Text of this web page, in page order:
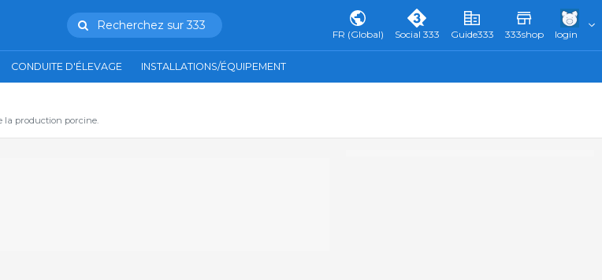
Recherchez sur 333
FR (Global) Social 333 Guide333 333shop login
CONDUITE D'ÉLEVAGE INSTALLATIONS/ÉQUIPEMENT
la production porcine.